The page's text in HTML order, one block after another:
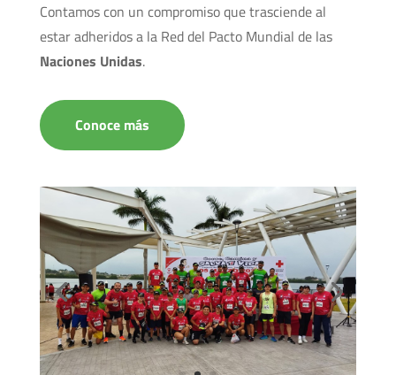
Contamos con un compromiso que trasciende al
estar adheridos a la Red del Pacto Mundial de las
Naciones Unidas.
Conoce más